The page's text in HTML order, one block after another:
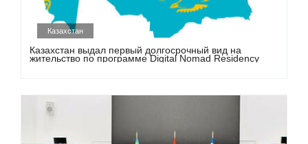
Казахстан
Казахстан выдал первый долгосрочный вид на
жительство по программе Digital Nomad Residency